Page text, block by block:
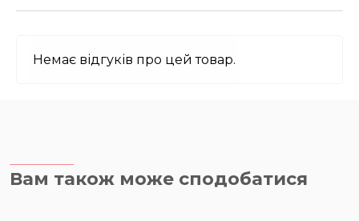
Немає відгуків про цей товар.
Вам також може сподобатися